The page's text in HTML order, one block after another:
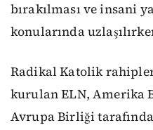
bırakılması ve insani
konularında
Radikal Katolik rahipler
kurulan ELN, Amerika
Avrupa Birliği